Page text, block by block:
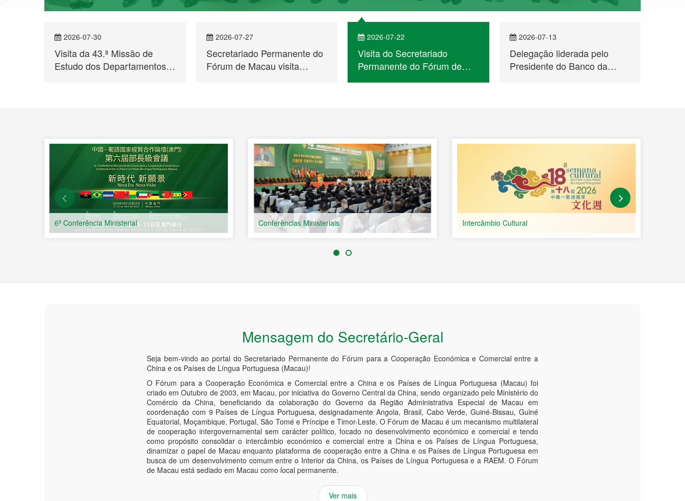
2026-07-30
Visita da 43.ª Missão de
Estudo dos Departamentos
2026-07-27
Secretariado Permanente do
Fórum de Macau visita
Língua Portuguesa
2026-07-22
Visita do Secretariado
Permanente do Fórum de
2026-07-13
Delegação liderada pelo
Presidente do Banco da
6ª Conferência Ministerial Conferências Ministeriais Intercâmbio Cultural
Mensagem do Secretário-Geral
Seja bem-vindo ao portal do Secretariado Permanente do Fórum para a Cooperação Económica e Comercial entre a
China e os Países de Língua Portuguesa (Macau)!
O Fórum para a Cooperação Económica e Comercial entre a China e os Países de Língua Portuguesa (Macau) foi
criado em Outubro de 2003, em Macau, por iniciativa do Governo Central da China, sendo organizado pelo Ministério do
Comércio da China, beneficiando da colaboração do Governo da Região Administrativa Especial de Macau em
coordenação com 9 Países de Língua Portuguesa, designadamente Angola, Brasil, Cabo Verde, Guiné-Bissau, Guiné
Equatorial, Moçambique, Portugal, São Tomé e Príncipe e Timor-Leste. O Fórum de Macau é um mecanismo multilateral
de cooperação intergovernamental sem carácter político, focado no desenvolvimento económico e comercial e tendo
como propósito consolidar o intercâmbio económico e comercial entre a China e os Países de Língua Portuguesa,
dinamizar o papel de Macau enquanto plataforma de cooperação entre a China e os Países de Língua Portuguesa em
busca de um desenvolvimento comum entre o Interior da China, os Países de Língua Portuguesa e a RAEM. O Fórum
de Macau está sediado em Macau como local permanente.
Ver mais